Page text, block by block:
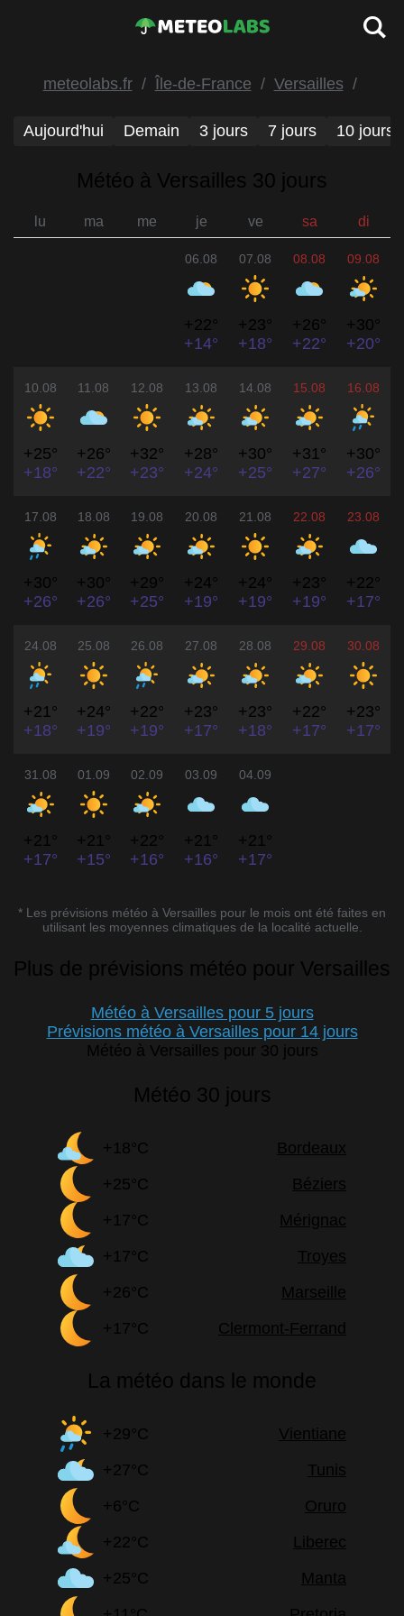
meteolabs.fr Île-de-France Versailles
Aujourd'hui Demain 3 jours 7 jours 10 jours
Météo à Versailles 30 jours
lu ma me je ve sa di
06.08
+22°
+14°
07.08
+23°
+18°
08.08
+26°
+22°
09.08
+30°
+20°
10.08
+25°
+18°
11.08
+26°
+22°
12.08
+32°
+23°
13.08
+28°
+24°
14.08
+30°
+25°
15.08
+31°
+27°
16.08
+30°
+26°
17.08
+30°
+26°
18.08
+30°
+26°
19.08
+29°
+25°
20.08
+24°
+19°
21.08
+24°
+19°
22.08
+23°
+19°
23.08
+22°
+17°
24.08
+21°
+18°
25.08
+24°
+19°
26.08
+22°
+19°
27.08
+23°
+17°
28.08
+23°
+18°
29.08
+22°
+17°
30.08
+23°
+17°
31.08
+21°
+17°
01.09
+21°
+15°
02.09
+22°
+16°
03.09
+21°
+16°
04.09
+21°
+17°
* Les prévisions météo à Versailles pour le mois ont été faites en
utilisant les moyennes climatiques de la localité actuelle.
Plus de prévisions météo pour Versailles
Météo à Versailles pour 5 jours
Prévisions météo à Versailles pour 14 jours
Météo à Versailles pour 30 jours
Météo 30 jours
+18°C
Bordeaux
+25°C
Béziers
+17°C
Mérignac
+17°C
Troyes
+26°C
Marseille
+17°C
Clermont-Ferrand
La météo dans le monde
+29°C
Vientiane
+27°C
Tunis
+6°C
Oruro
+22°C
Liberec
+25°C
Manta